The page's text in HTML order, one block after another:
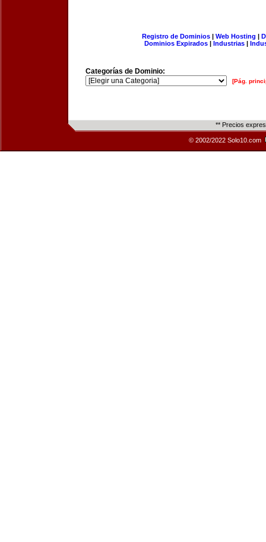
Registro de Dominios| Web Hosting |
Dominios Expirados | Industrias |
Categorías de Dominio:
[Pág.
** Precios
© 2002/2022 Solo10.com